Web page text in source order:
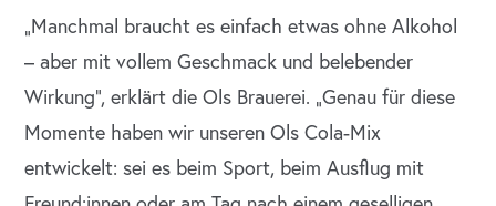
„Manchmal braucht es einfach etwas ohne Alkohol
– aber mit vollem Geschmack und belebender
Wirkung“, erklärt die Ols Brauerei. „Genau für diese
Momente haben wir unseren Ols Cola-Mix
entwickelt: sei es beim Sport, beim Ausflug mit